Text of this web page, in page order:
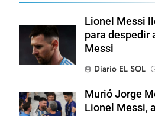
Lionel Messi
para despedir
Messi
Diario EL SOL
Murió Jorge
Lionel Messi,